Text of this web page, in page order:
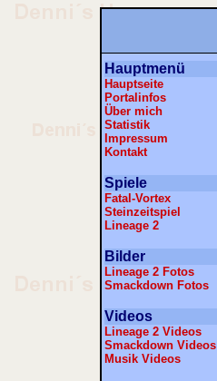
Hauptmenü
Hauptseite
Portalinfos
Über mich
Statistik
Impressum
Kontakt
Spiele
Fatal-Vortex
Steinzeitspiel
Lineage 2
Bilder
Lineage 2 Fotos
Smackdown Fotos
Videos
Lineage 2 Videos
Smackdown Videos
Musik Videos